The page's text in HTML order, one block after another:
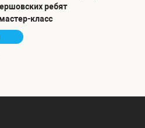
ребят
класс